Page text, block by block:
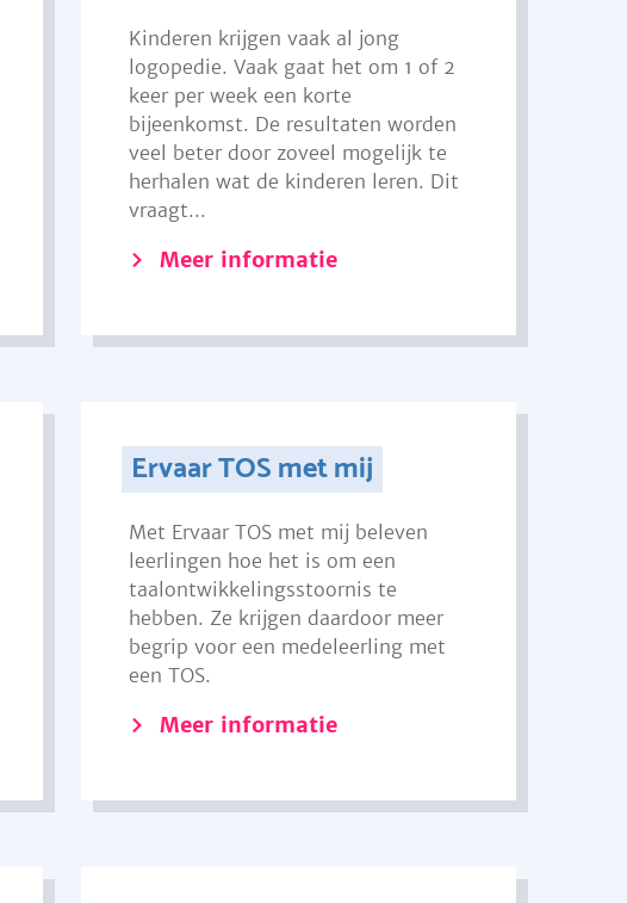
Kinderen krijgen vaak al jong
logopedie. Vaak gaat het om 1 of 2
keer per week een korte
bijeenkomst. De resultaten worden
veel beter door zoveel mogelijk te
herhalen wat de kinderen leren. Dit
vraagt...
Meer informatie
Ervaar TOS met mij
Met Ervaar TOS met mij beleven
leerlingen hoe het is om een
taalontwikkelingsstoornis te
hebben. Ze krijgen daardoor meer
begrip voor een medeleerling met
een TOS.
Meer informatie